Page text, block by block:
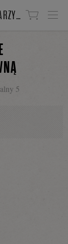
„MASZ SIĘ ŁASIĆ”. SPOTKANIE Z KATARZYNĄ BEDNARCZYKÓWNĄ
5